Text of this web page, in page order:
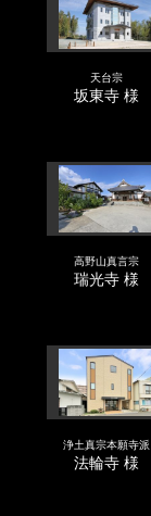
天台宗
坂東寺 様
高野山真言宗
瑞光寺 様
浄土真宗本願寺派
法輪寺 様